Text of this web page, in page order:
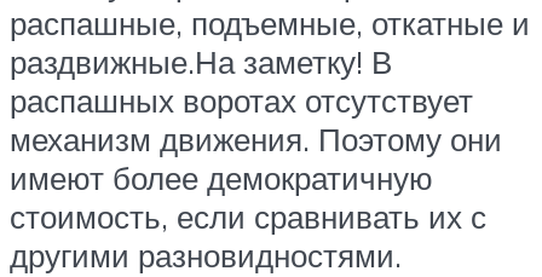
распашные, подъемные, откатные и
раздвижные.На заметку! В
распашных воротах отсутствует
механизм движения. Поэтому они
имеют более демократичную
стоимость, если сравнивать их с
другими разновидностями.